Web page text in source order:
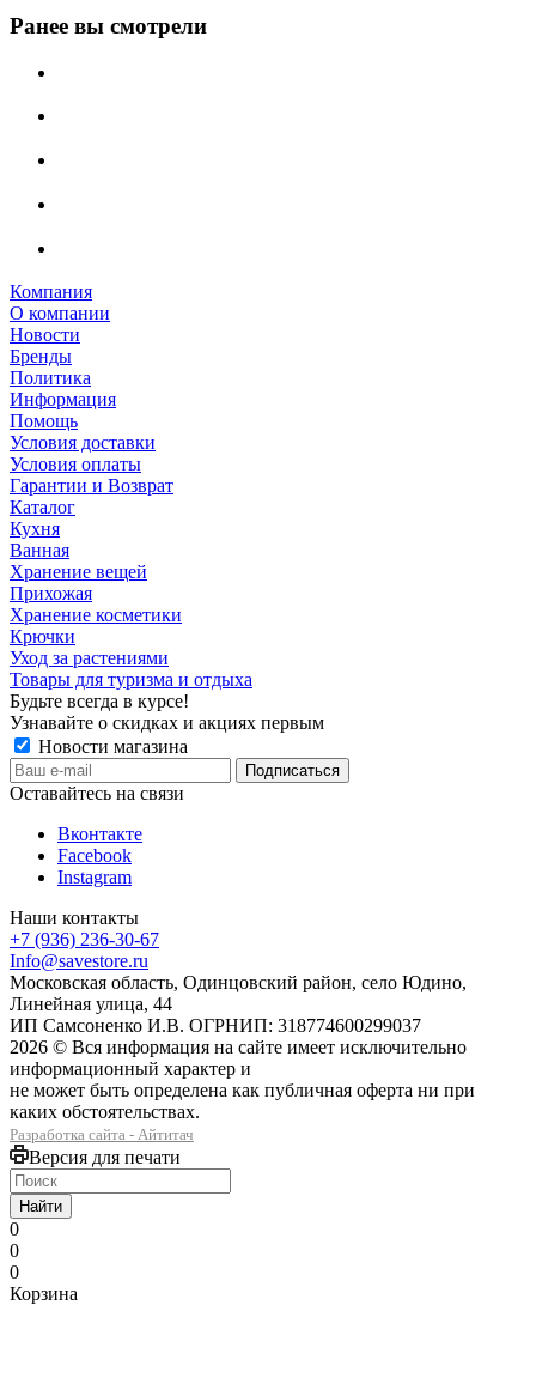
Ранее вы смотрели
Компания
О компании
Новости
Бренды
Политика
Информация
Помощь
Условия доставки
Условия оплаты
Гарантии и Возврат
Каталог
Кухня
Ванная
Хранение вещей
Прихожая
Хранение косметики
Крючки
Уход за растениями
Товары для туризма и отдыха
Будьте всегда в курсе!
Узнавайте о скидках и акциях первым
Новости магазина
Оставайтесь на связи
Вконтакте
Facebook
Instagram
Наши контакты
+7 (936) 236-30-67
Info@savestore.ru
Московская область, Одинцовский район, село Юдино,
Линейная улица, 44
ИП Самсоненко И.В. ОГРНИП: 318774600299037
2026 © Вся информация на сайте имеет исключительно
информационный характер и
не может быть определена как публичная оферта ни при
каких обстоятельствах.
Разработка сайта - Айтитач
Версия для печати
Найти
0
0
0
Корзина